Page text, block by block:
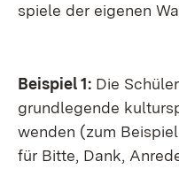
spie­le der ei­ge­nen
Bei­spiel 1: Die
grund­le­gen­de
wen­den (zum Bei­spiel
für Bit­te, Dank,